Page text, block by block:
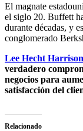
El magnate
el siglo 20. Buffett
durante décadas, y
conglomerado
Lee Hecht
verdadero
negocios para
satisfacción del
Relacionado